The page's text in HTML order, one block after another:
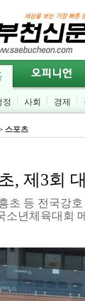
정 사회 경제
스포츠
, 제3회
초 등 전국강
소년체육대회